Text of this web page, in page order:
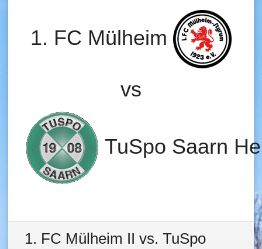
1. FC Mülheim
vs
TuSpo Saarn
1. FC Mülheim II vs. TuSpo